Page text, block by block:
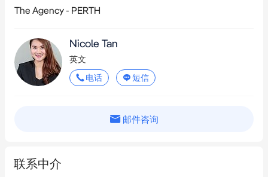
The Agency - PERTH
Nicole Tan
英文
电话
短信
邮件咨询
联系中介